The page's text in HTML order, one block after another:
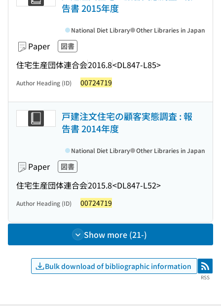
告書 2015年度
Paper 図書
住宅生産団体連合会2016.8<DL847-L85>
National Diet Library Other Libraries in Japan
Author Heading (ID) 00724719
戸建注文住宅の顧客実態調査 : 報
告書 2014年度
Paper 図書
住宅生産団体連合会2015.8<DL847-L52>
National Diet Library Other Libraries in Japan
Author Heading (ID) 00724719
Show more (21-)
Bulk download of bibliographic information RSS
RSS